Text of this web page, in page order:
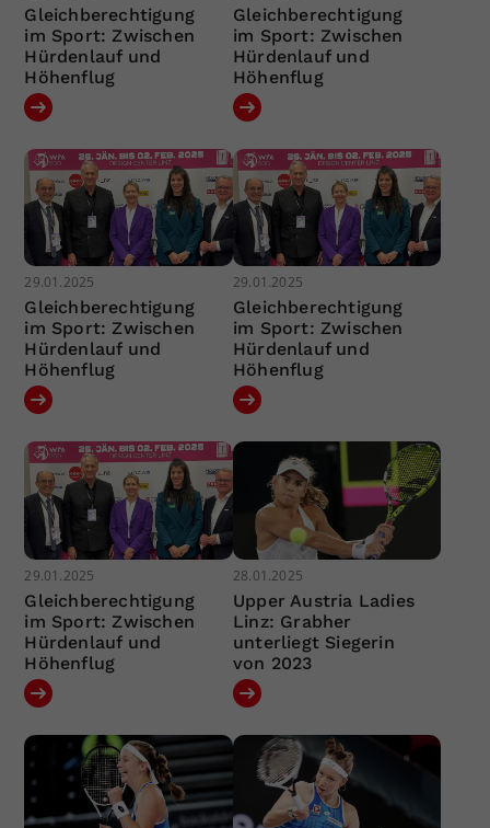
Gleichberechtigung
im Sport: Zwischen
Hürdenlauf und
Höhenflug
Gleichberechtigung
im Sport: Zwischen
Hürdenlauf und
Höhenflug
29.01.2025
Gleichberechtigung
im Sport: Zwischen
Hürdenlauf und
Höhenflug
29.01.2025
Gleichberechtigung
im Sport: Zwischen
Hürdenlauf und
Höhenflug
29.01.2025
Gleichberechtigung
im Sport: Zwischen
Hürdenlauf und
Höhenflug
28.01.2025
Upper Austria Ladies
Linz: Grabher
unterliegt Siegerin
von 2023